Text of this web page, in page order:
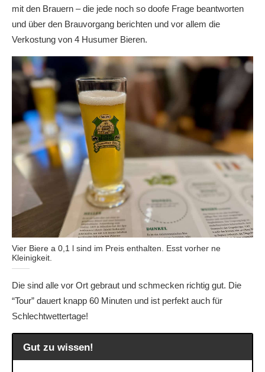
mit den Brauern – die jede noch so doofe Frage beantworten
und über den Brauvorgang berichten und vor allem die
Verkostung von 4 Husumer Bieren.
Vier Biere a 0,1 l sind im Preis enthalten. Esst vorher ne
Kleinigkeit.
Die sind alle vor Ort gebraut und schmecken richtig gut. Die
“Tour” dauert knapp 60 Minuten und ist perfekt auch für
Schlechtwettertage!
Gut zu wissen!